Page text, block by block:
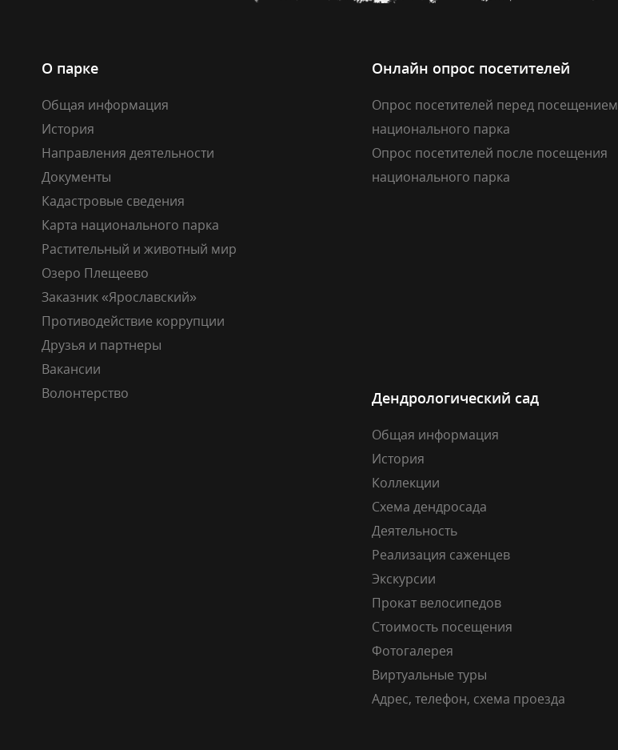
О парке
Общая информация
История
Направления деятельности
Документы
Кадастровые сведения
Карта национального парка
Растительный и животный мир
Озеро Плещеево
Заказник «Ярославский»
Противодействие коррупции
Друзья и партнеры
Вакансии
Волонтерство
Онлайн опрос посетителей
Опрос посетителей перед посещением
национального парка
Опрос посетителей после посещения
национального парка
Дендрологический сад
Общая информация
История
Коллекции
Схема дендросада
Деятельность
Реализация саженцев
Экскурсии
Прокат велосипедов
Стоимость посещения
Фотогалерея
Виртуальные туры
Адрес, телефон, схема проезда